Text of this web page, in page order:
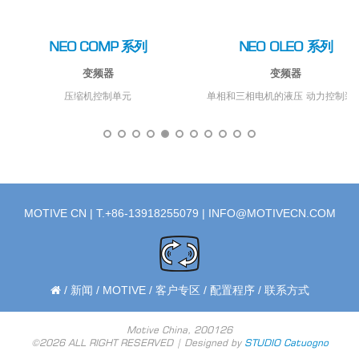
NEO PUMP 系列
变频水泵自动控制系统的变频器
NEO SOLAR
太阳能泵和电机的独立或
MOTIVE CN | T.+86-13918255079 | INFO@MOTIVECN.COM
/ 新闻 / MOTIVE/ 客户专区 / 配置程序/ 联系方式
Motive China, 200126
©2026 ALL RIGHT RESERVED | Designed by STUDIO Catuogno